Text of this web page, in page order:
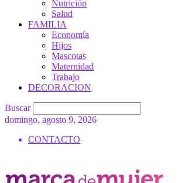
Nutrición
Salud
FAMILIA
Economía
Hijos
Mascotas
Maternidad
Trabajo
DECORACION
Buscar
domingo, agosto 9, 2026
CONTACTO